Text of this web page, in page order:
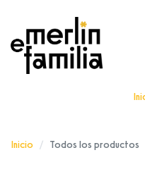
Inicio Todos los productos